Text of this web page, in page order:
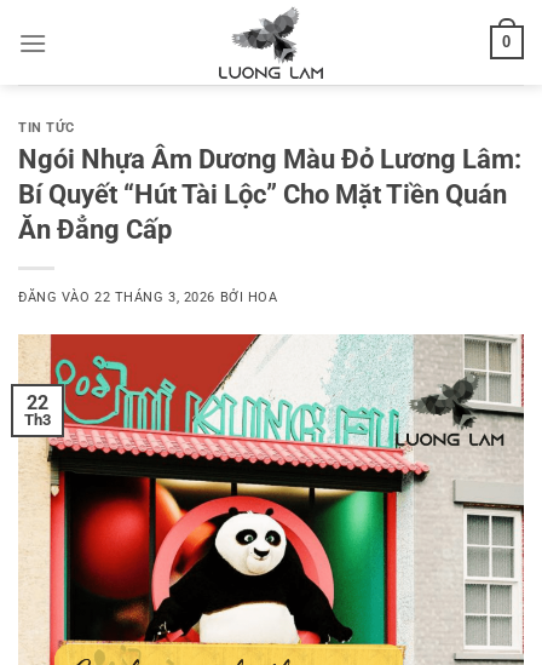
qua
0
TIN TỨC
Ngói Nhựa Âm Dương Màu Đỏ Lương Lâm:
Bí Quyết “Hút Tài Lộc” Cho Mặt Tiền Quán
Ăn Đẳng Cấp
ĐĂNG VÀO22 THÁNG 3, 2026 BỞI HOA
22
Th3